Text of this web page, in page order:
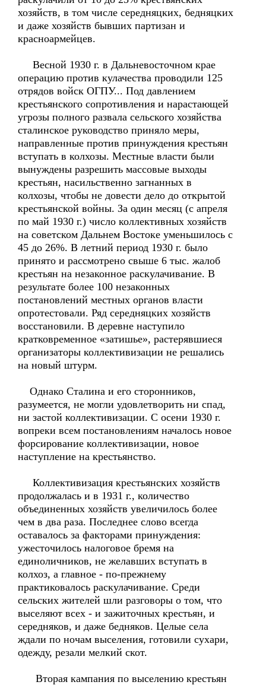
хозяйств, в том числе середняцких, бедняцких
и даже хозяйств бывших партизан и
красноармейцев.
Весной 1930 г. в Дальневосточном крае
операцию против кулачества проводили 125
отрядов войск ОГПУ... Под давлением
крестьянского сопротивления и нарастающей
угрозы полного развала сельского хозяйства
сталинское руководство приняло меры,
направленные против принуждения крестьян
вступать в колхозы. Местные власти были
вынуждены разрешить массовые выходы
крестьян, насильственно загнанных в
колхозы, чтобы не довести дело до открытой
крестьянской войны. За один месяц (с апреля
по май 1930 г.) число коллективных хозяйств
на советском Дальнем Востоке уменьшилось с
45 до 26%. В летний период 1930 г. было
принято и рассмотрено свыше 6 тыс. жалоб
крестьян на незаконное раскулачивание. В
результате более 100 незаконных
постановлений местных органов власти
опротестовали. Ряд середняцких хозяйств
восстановили. В деревне наступило
кратковременное «затишье», растерявшиеся
организаторы коллективизации не решались
на новый штурм.
Однако Сталина и его сторонников,
разумеется, не могли удовлетворить ни спад,
ни застой коллективизации. С осени 1930 г.
вопреки всем постановлениям началось новое
форсирование коллективизации, новое
наступление на крестьянство.
Коллективизация крестьянских хозяйств
продолжалась и в 1931 г., количество
объединенных хозяйств увеличилось более
чем в два раза. Последнее слово всегда
оставалось за факторами принуждения:
ужесточилось налоговое бремя на
единоличников, не желавших вступать в
колхоз, а главное - по-прежнему
практиковалось раскулачивание. Среди
сельских жителей шли разговоры о том, что
выселяют всех - и зажиточных крестьян, и
середняков, и даже бедняков. Целые села
ждали по ночам выселения, готовили сухари,
одежду, резали мелкий скот.
Вторая кампания по выселению крестьян